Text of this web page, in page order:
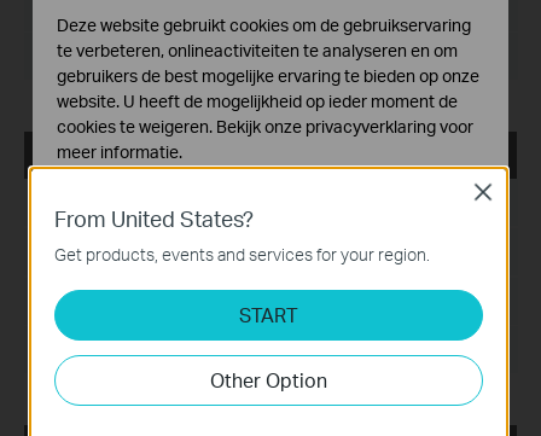
Besturingssysteem: Mac OS 10.15/11.x/12.x
USB_Printer_Controller_Utility_Mac
Taal: Engels
Bestandsgrootte:
From United States?
Get products, events and services for your region.
START
Other Option
Close
Deze website gebruikt cookies om de gebruikservaring
te verbeteren, onlineactiviteiten te analyseren en om
gebruikers de best mogelijke ervaring te bieden op onze
website. U heeft de mogelijkheid op ieder moment de
cookies te weigeren. Bekijk onze privacyverklaringvoor
meer informatie.
Deze cookies zijn noodzakelijk voor de werking van de
website en kunnen niet worden uitgeschakeld.
Analyse en Marketing Cookies
Cookies voor analyse geven ons de mogelijkheid uw
activiteiten op onze website te volgen en zo de
functionaliteit van de website aan te passen en te
verbeteren.